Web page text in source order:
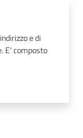
e di
E' composto